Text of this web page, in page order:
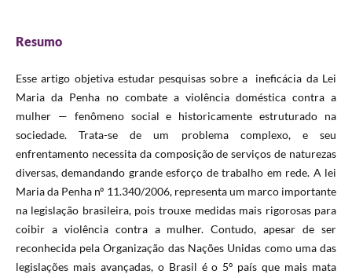
Resumo
Esse artigo objetiva estudar pesquisas sobre a ineficácia da Lei
Maria da Penha no combate a violência doméstica contra a
mulher — fenômeno social e historicamente estruturado na
sociedade. Trata-se de um problema complexo, e seu
enfrentamento necessita da composição de serviços de naturezas
diversas, demandando grande esforço de trabalho em rede. A lei
Maria da Penha nº 11.340/2006, representa um marco importante
na legislação brasileira, pois trouxe medidas mais rigorosas para
coibir a violência contra a mulher. Contudo, apesar de ser
reconhecida pela Organização das Nações Unidas como uma das
legislações mais avançadas, o Brasil é o 5º país que mais mata